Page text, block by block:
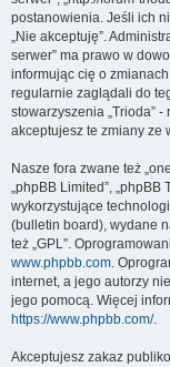
postanowienia. Jeśli ich
„Nie akceptuję”.
serwer” ma prawo w
informując cię o
regularnie zaglądali do
stowarzyszenia „Trioda”
akceptujesz te zmiany ze
Nasze fora zwane też
„phpBB Limited”,
wykorzystujące
(bulletin board), wydane
też „GPL”.
www.phpbb.com.
internet, a jego autorzy
jego pomocą. Więcej
https://www.phpbb.com/.
Akceptujesz zakaz